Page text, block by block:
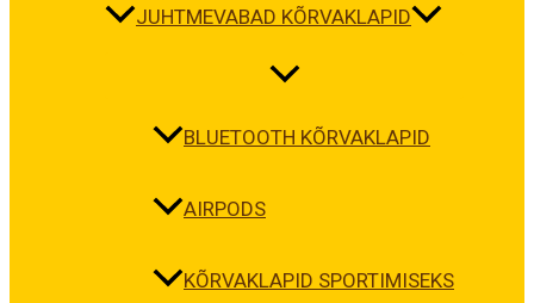
JUHTMEVABAD KÕRVAKLAPID
BLUETOOTH KÕRVAKLAPID
AIRPODS
KÕRVAKLAPID SPORTIMISEKS